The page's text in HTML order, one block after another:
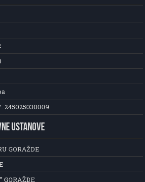
245025030009
USTANOVE
GORAŽDE
GORAŽDE